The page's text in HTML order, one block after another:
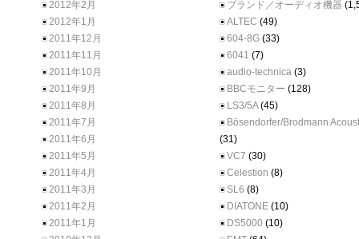
2012年2月
2012年1月
2011年12月
2011年11月
2011年10月
2011年9月
2011年8月
2011年7月
2011年6月
2011年5月
2011年4月
2011年3月
2011年2月
2011年1月
ブランド／オーディオ機器
ALTEC (49)
604-8G (33)
6041 (7)
audio-technica (3)
BBCモニター (128)
LS3/5A(45)
Bösendorfer/Brodmann
(31)
VC7 (30)
Celestion (8)
SL6 (8)
DIATONE (10)
DS5000 (10)